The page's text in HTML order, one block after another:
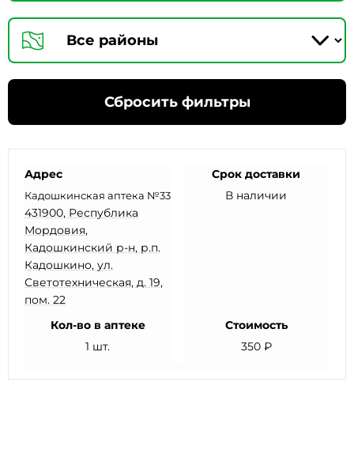
Сбросить фильтры
Адрес
Кадошкинская аптека №33
431900, Республика
Мордовия,
Кадошкинский р-н, р.п.
Кадошкино, ул.
Светотехническая, д. 19,
пом. 22
Срок доставки
В наличии
Кол-во в аптеке
1 шт.
Стоимость
350 ₽